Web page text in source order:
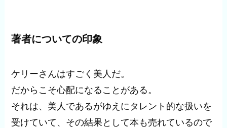
著者についての印象
ケリーさんはすごく美人だ。
だからこそ心配になることがある。
それは、美人であるがゆえにタレント的な扱いを
受けていて、その結果として本も売れているので